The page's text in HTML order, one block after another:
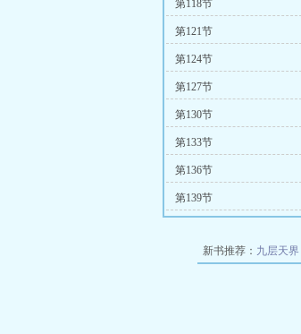
第118节
第121节
第124节
第127节
第130节
第133节
第136节
第139节
新书推荐： 九层天界